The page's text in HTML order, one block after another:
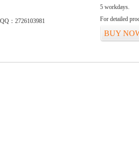
QQ：2726103981
5 workdays.
For detailed
BUY